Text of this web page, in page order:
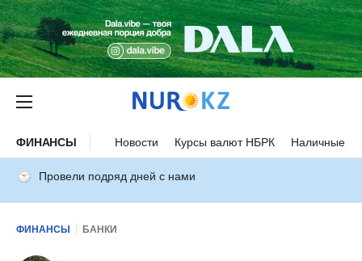
ФИНАНСЫ Новости Курсы валют НБРК Наличные
Провели подряд дней с нами
ФИНАНСЫ БАНКИ